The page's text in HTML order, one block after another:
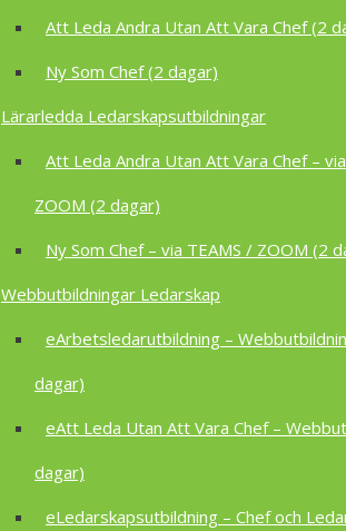
Att Leda Andra Utan Att Vara Chef (2
Ny Som Chef (2 dagar)
Lärarledda Ledarskapsutbildningar
Att Leda Andra Utan Att Vara Chef –
ZOOM (2 dagar)
Ny Som Chef – via TEAMS / ZOOM (2
Webbutbildningar Ledarskap
eArbetsledarutbildning –
dagar)
eAtt Leda Utan Att Vara Chef –
dagar)
eLedarskapsutbildning – Chef och